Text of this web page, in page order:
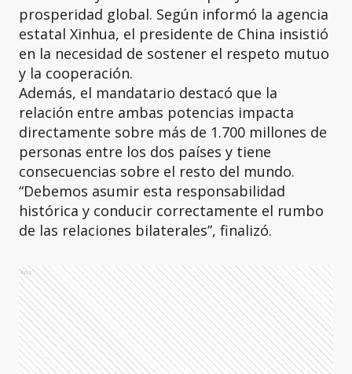
prosperidad global. Según informó la agencia
estatal Xinhua, el presidente de China insistió
en la necesidad de sostener el respeto mutuo
y la cooperación.
Además, el mandatario destacó que la
relación entre ambas potencias impacta
directamente sobre más de 1.700 millones de
personas entre los dos países y tiene
consecuencias sobre el resto del mundo.
“Debemos asumir esta responsabilidad
histórica y conducir correctamente el rumbo
de las relaciones bilaterales”, finalizó.
Ads